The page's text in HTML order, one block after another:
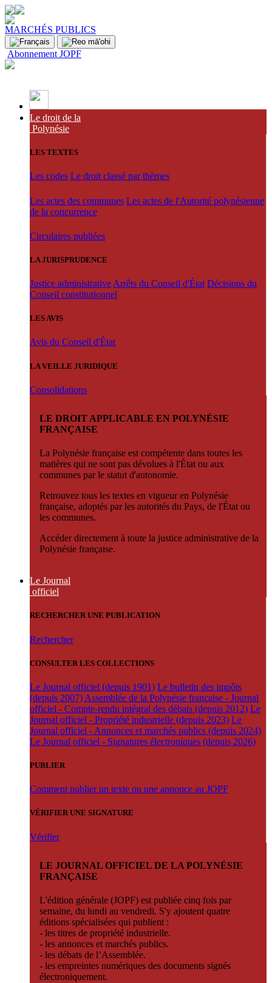
MARCHÉS PUBLICS
Abonnement JOPF
Le droit de la
Polynésie
LES TEXTES
Les codes Le droit classé par thèmes
Les actes des communes Les actes de l'Autorité polynésienne
de la concurrence
Circulaires publiées
LA JURISPRUDENCE
Justice administrative Arrêts du Conseil d'État Décisions du
Conseil constitutionnel
LES AVIS
Avis du Conseil d'État
LA VEILLE JURIDIQUE
Consolidations
LE DROIT APPLICABLE EN POLYNÉSIE
FRANÇAISE
La Polynésie française est compétente dans toutes les
matières qui ne sont pas dévolues à l'État ou aux
communes par le statut d'autonomie.
Retrouvez tous les textes en vigueur en Polynésie
française, adoptés par les autorités du Pays, de l'État ou
les communes.
Accéder directement à toute la justice administrative de la
Polynésie française.
Le Journal
officiel
RECHERCHER UNE PUBLICATION
Rechercher
CONSULTER LES COLLECTIONS
Le Journal officiel (depuis 1901) Le bulletin des impôts
(depuis 2007) Assemblée de la Polynésie française - Journal
officiel - Compte-rendu intégral des débats (depuis 2012) Le
Journal officiel - Propriété industrielle (depuis 2023) Le
Journal officiel - Annonces et marchés publics (depuis 2024)
Le Journal officiel - Signatures électroniques (depuis 2026)
PUBLIER
Comment publier un texte ou une annonce au JOPF
VÉRIFIER UNE SIGNATURE
Vérifier
LE JOURNAL OFFICIEL DE LA POLYNÉSIE
FRANÇAISE
L'édition générale (JOPF) est publiée cinq fois par
semaine, du lundi au vendredi. S'y ajoutent quatre
éditions spécialisées qui publient :
- les titres de propriété industrielle.
- les annonces et marchés publics.
- les débats de l’Assemblée.
- les empreintes numériques des documents signés
électroniquement.